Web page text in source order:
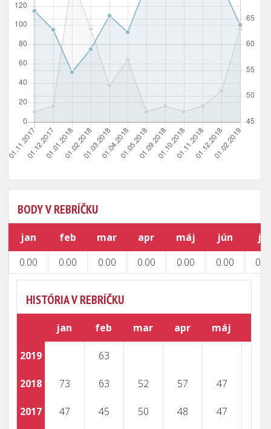
BODY V REBRÍČKU
jan feb mar apr máj jún
júl
0.00
0.00 0.00 0.00 0.00 0.00
HISTÓRIA V REBRÍČKU
jan feb mar apr máj
2019 63
2018 73 63 52 57 47
2017 47 45 50 48 47